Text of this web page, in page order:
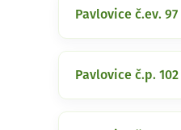
Pavlovice č.ev. 97
Pavlovice č.p. 102